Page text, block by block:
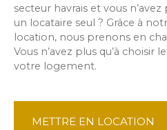
secteur havrais et vous
un locataire seul ? Grâce à
location, nous prenons en
Vous n’avez plus qu’à choisir
votre logement.
METTRE EN LOCATION